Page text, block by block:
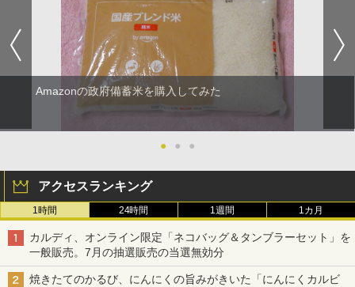
Amazonの政府備蓄米を購入してみた
● ● ●
アクセスランキング
1時間 24時間 1週間 1カ月
カルディ、オンライン限定「ネコバッグ＆タンブラーセット」を
一般販売。7月の抽選販売の当選無効分
焼きたてのかるび、にんにくの旨みがきいた「にんにくカルビ